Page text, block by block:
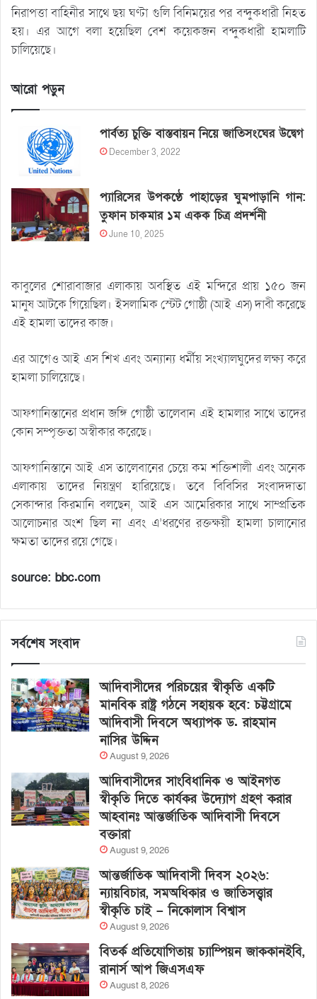
নিরাপত্তা বাহিনীর সাথে ছয় ঘণ্টা গুলি বিনিময়ের পর বন্দুকধারী নিহত
হয়। এর আগে বলা হয়েছিল বেশ কয়েকজন বন্দুকধারী হামলাটি
চালিয়েছে।
আরো পড়ুন
পার্বত্য চুক্তি বাস্তবায়ন নিয়ে জাতিসংঘের উদ্বেগ
December 3, 2022
প্যারিসের উপকণ্ঠে পাহাড়ের ঘুমপাড়ানি গান:
তুফান চাকমার ১ম একক চিত্র প্রদর্শনী
June 10, 2025
কাবুলের শোরাবাজার এলাকায় অবস্থিত এই মন্দিরে প্রায় ১৫০ জন
মানুষ আটকে গিয়েছিল। ইসলামিক স্টেট গোষ্ঠী (আই এস) দাবী করেছে
এই হামলা তাদের কাজ।
এর আগেও আই এস শিখ এবং অন্যান্য ধর্মীয় সংখ্যালঘুদের লক্ষ্য করে
হামলা চালিয়েছে।
আফগানিস্তানের প্রধান জঙ্গি গোষ্ঠী তালেবান এই হামলার সাথে তাদের
কোন সম্পৃক্ততা অস্বীকার করেছে।
আফগানিস্তানে আই এস তালেবানের চেয়ে কম শক্তিশালী এবং অনেক
এলাকায় তাদের নিয়ন্ত্রণ হারিয়েছে। তবে বিবিসির সংবাদদাতা
সেকান্দার কিরমানি বলছেন, আই এস আমেরিকার সাথে সাম্প্রতিক
আলোচনার অংশ ছিল না এবং এ’ধরণের রক্তক্ষয়ী হামলা চালানোর
ক্ষমতা তাদের রয়ে গেছে।
source: bbc.com
সর্বশেষ সংবাদ
আদিবাসীদের পরিচয়ের স্বীকৃতি একটি
মানবিক রাষ্ট্র গঠনে সহায়ক হবে: চট্টগ্রামে
আদিবাসী দিবসে অধ্যাপক ড. রাহমান
নাসির উদ্দিন
August 9, 2026
আদিবাসীদের সাংবিধানিক ও আইনগত
স্বীকৃতি দিতে কার্যকর উদ্যোগ গ্রহণ করার
আহবানঃ আন্তর্জাতিক আদিবাসী দিবসে
বক্তারা
August 9, 2026
আন্তর্জাতিক আদিবাসী দিবস ২০২৬:
ন্যায়বিচার, সমঅধিকার ও জাতিসত্ত্বার
স্বীকৃতি চাই – নিকোলাস বিশ্বাস
August 9, 2026
বিতর্ক প্রতিযোগিতায় চ্যাম্পিয়ন জাককানইবি,
রানার্স আপ জিএসএফ
August 8, 2026